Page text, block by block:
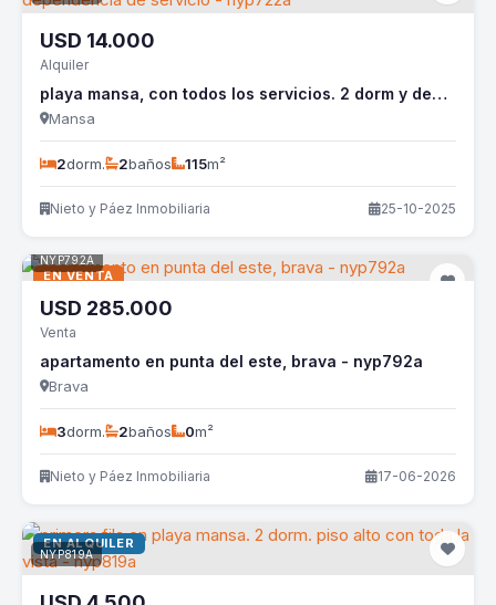
USD 14.000
Alquiler
playa mansa, con todos los servicios. 2 dorm y dependencia de servicio - nyp722a
Mansa
2dorm. 2baños 115m²
Nieto y Páez Inmobiliaria 25-10-2025
EN VENTA
NYP792A
USD 285.000
Venta
apartamento en punta del este, brava - nyp792a
Brava
3dorm. 2baños 0m²
Nieto y Páez Inmobiliaria 17-06-2026
EN ALQUILER
NYP819A